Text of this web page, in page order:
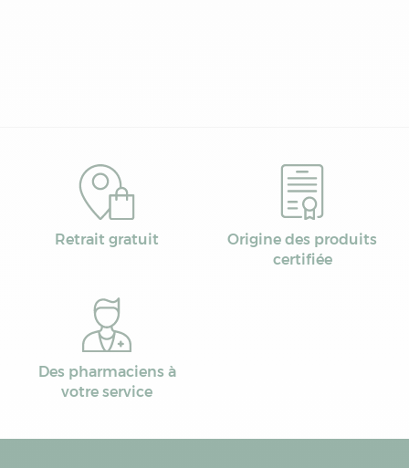
Retrait gratuit
Origine des produits
certifiée
Des pharmaciens à
votre service